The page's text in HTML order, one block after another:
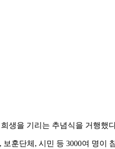
생을 기리는 추념식을 거행했
훈단체, 시민 등 3000여 명이